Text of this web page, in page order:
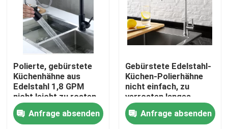
Nach Hause
Über uns
Polierte, gebürstete
Küchenhähne aus
Edelstahl 1,8 GPM
nicht leicht zu rosten
Anfrage absenden
Gebürstete Edelstahl-
Küchen-Polierhähne
nicht einfach, zu
verrosten langes
Leben
Anfrage absenden